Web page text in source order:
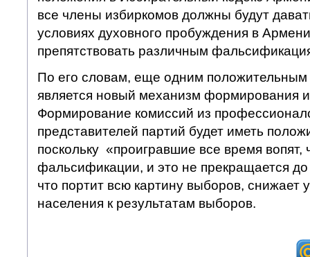
все члены избиркомов должны будут
условиях духовного пробуждения в
препятствовать различным
По его словам, еще одним положительным
является новый механизм формирования
Формирование комиссий из
представителей партий будет иметь
поскольку «проигравшие все время вопят,
фальсификации, и это не прекращается
что портит всю картину выборов, снижает
населения к результатам выборов.